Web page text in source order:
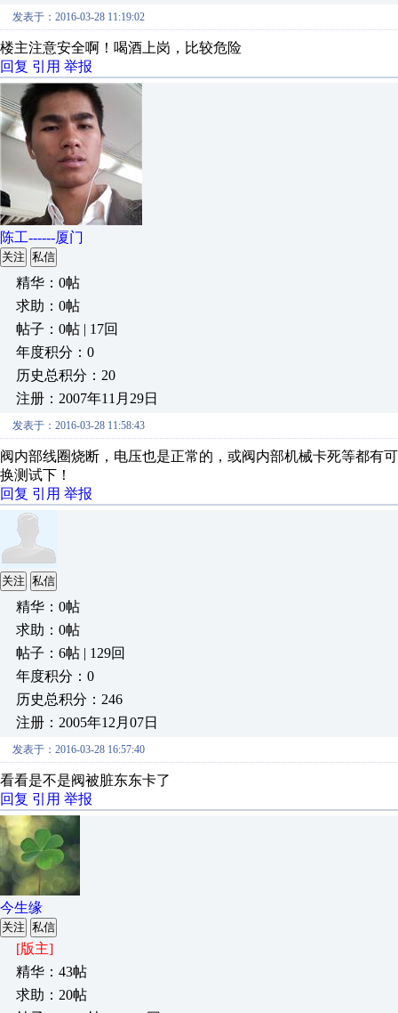
发表于：2016-03-28 11:19:02
楼主注意安全啊！喝酒上岗，比较危险
回复 引用 举报
陈工------厦门
关注 私信
精华：0帖
求助：0帖
帖子：0帖 | 17回
年度积分：0
历史总积分：20
注册：2007年11月29日
发表于：2016-03-28 11:58:43
阀内部线圈烧断，电压也是正常的，或阀内部机械卡死等都有
换测试下！
回复 引用 举报
关注 私信
精华：0帖
求助：0帖
帖子：6帖 | 129回
年度积分：0
历史总积分：246
注册：2005年12月07日
发表于：2016-03-28 16:57:40
看看是不是阀被脏东东卡了
回复 引用 举报
今生缘
关注 私信
[版主]
精华：43帖
求助：20帖